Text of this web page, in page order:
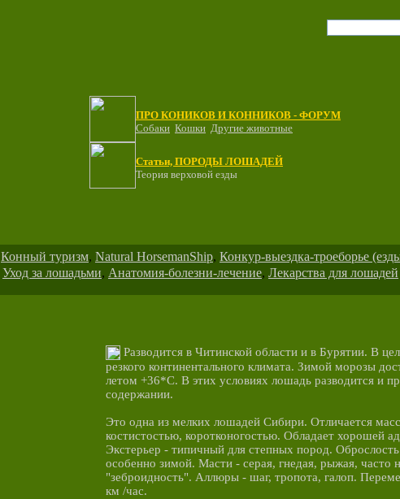
ПРО КОНИКОВ И КОННИКОВ - ФОРУМ
Собаки Кошки Другие животные
Статьи, ПОРОДЫ ЛОШАДЕЙ
Теория верховой езды
Конный туризм, Natural HorsemanShip, Конкур-выездка-троеборье
Уход за лошадьми, Анатомия-болезни-лечение, Лекарства для лошадей
Разводится в Читинской области и в Бурятии. В
резкого континентального климата. Зимой морозы
летом +36*С. В этих условиях лошадь разводится и
содержании.
Это одна из мелких лошадей Сибири. Отличается
костистостью, коротконогостью. Обладает хорошей
Экстерьер - типичный для степных пород.
особенно зимой. Масти - серая, гнедая, рыжая, часто
"зеброидность". Аллюры - шаг, тропота, галоп.
км /час.